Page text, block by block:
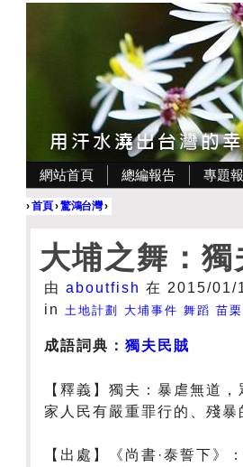
網站首頁 總編報告 專題
›首頁›驚鴻台灣›
大埔之舞：
由 aboutfish 在 2015/01/
in
土地計劃 大埔事件 舞蹈 苗
成語詞典： 獨夫民賊
【釋義】獨夫：暴虐無道
家人民有嚴重罪行的、殘暴
【出處】《尚書·泰誓下》